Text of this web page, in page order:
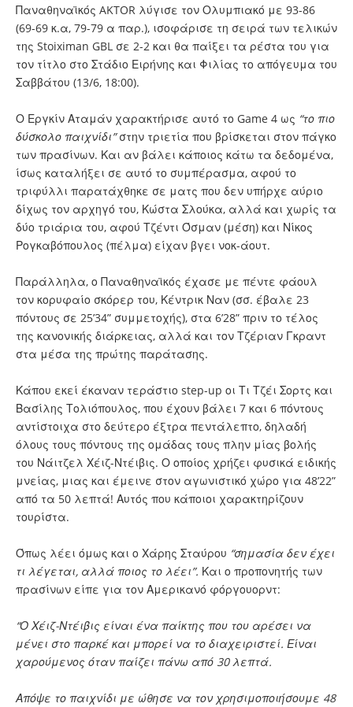
Παναθηναϊκός AKTOR λύγισε τον Ολυμπιακό με 93-86
(69-69 κ.α, 79-79 α παρ.), ισοφάρισε τη σειρά των τελικών
της Stoiximan GBL σε 2-2 και θα παίξει τα ρέστα του για
τον τίτλο στο Στάδιο Ειρήνης και Φιλίας το απόγευμα του
Σαββάτου (13/6, 18:00).
Ο Εργκίν Αταμάν χαρακτήρισε αυτό το Game 4 ως “το πιο
δύσκολο παιχνίδι”στην τριετία που βρίσκεται στον πάγκο
των πρασίνων. Και αν βάλει κάποιος κάτω τα δεδομένα,
ίσως καταλήξει σε αυτό το συμπέρασμα, αφού το
τριφύλλι παρατάχθηκε σε ματς που δεν υπήρχε αύριο
δίχως τον αρχηγό του, Κώστα Σλούκα, αλλά και χωρίς τα
δύο τριάρια του, αφού Τζέντι Όσμαν (μέση) και Νίκος
Ρογκαβόπουλος (πέλμα) είχαν βγει νοκ-άουτ.
Παράλληλα, ο Παναθηναϊκός έχασε με πέντε φάουλ
τον κορυφαίο σκόρερ του, Κέντρικ Ναν (σσ. έβαλε 23
πόντους σε 25’34” συμμετοχής), στα 6’28” πριν το τέλος
της κανονικής διάρκειας, αλλά και τον Τζέριαν Γκραντ
στα μέσα της πρώτης παράτασης.
Κάπου εκεί έκαναν τεράστιο step-up οι Τι Τζέι Σορτς και
Βασίλης Τολιόπουλος, που έχουν βάλει 7 και 6 πόντους
αντίστοιχα στο δεύτερο έξτρα πεντάλεπτο, δηλαδή
όλους τους πόντους της ομάδας τους πλην μίας βολής
του Νάιτζελ Χέιζ-Ντέιβις. Ο οποίος χρήζει φυσικά ειδικής
μνείας, μιας και έμεινε στον αγωνιστικό χώρο για 48’22”
από τα 50 λεπτά! Αυτός που κάποιοι χαρακτηρίζουν
τουρίστα.
Όπως λέει όμως και ο Χάρης Σταύρου “σημασία δεν έχει
τι λέγεται, αλλά ποιος το λέει”. Και ο προπονητής των
πρασίνων είπε για τον Αμερικανό φόργουορντ:
“Ο Χέιζ-Ντέιβις είναι ένα παίκτης που του αρέσει να
μένει στο παρκέ και μπορεί να το διαχειριστεί. Είναι
χαρούμενος όταν παίζει πάνω από 30 λεπτά.
Απόψε το παιχνίδι με ώθησε να τον χρησιμοποιήσουμε 48